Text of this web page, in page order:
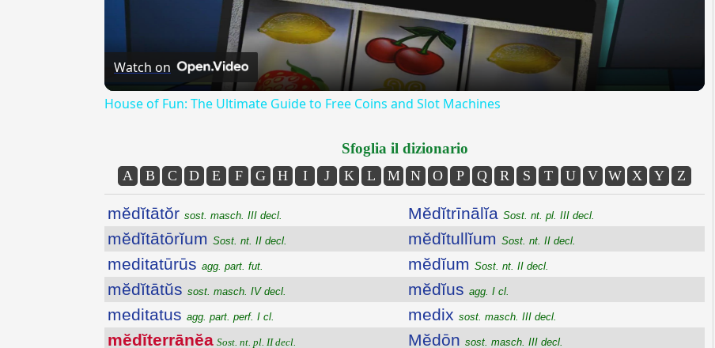
Watch on
House of Fun: The Ultimate Guide to Free Coins and Slot Machines
Sfoglia il dizionario
A B C D E F G H I J K L M N O P Q R S T U V W X Y Z
mĕdĭtātŏr sost. masch. III decl.
mĕdĭtātōrĭum Sost. nt. II decl.
meditatūrūs agg. part. fut.
mĕdĭtātŭs sost. masch. IV decl.
meditatus agg. part. perf. I cl.
mĕdĭterrānĕa Sost. nt. pl. II decl.
Mĕdĭtrīnālĭa Sost. nt. pl. III decl.
mĕdĭtullĭum Sost. nt. II decl.
mĕdĭum Sost. nt. II decl.
mĕdĭus agg. I cl.
medix sost. masch. III decl.
Mĕdōn sost. masch. III decl.